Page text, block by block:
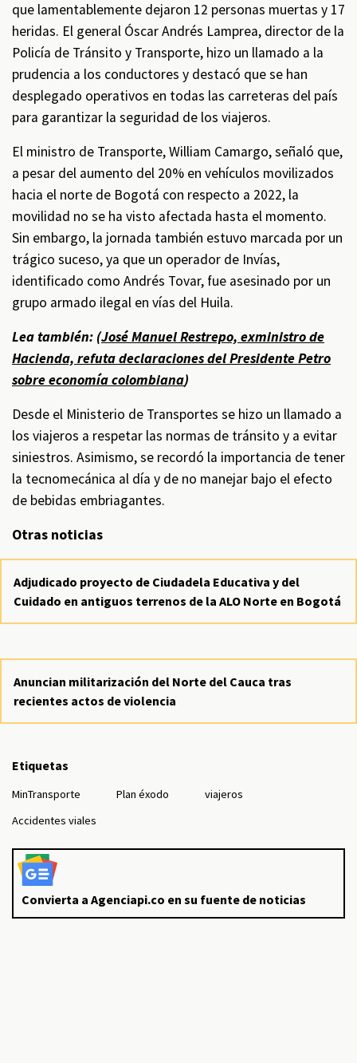
que lamentablemente dejaron 12 personas muertas y 17
heridas. El general Óscar Andrés Lamprea, director de la
Policía de Tránsito y Transporte, hizo un llamado a la
prudencia a los conductores y destacó que se han
desplegado operativos en todas las carreteras del país
para garantizar la seguridad de los viajeros.
El ministro de Transporte, William Camargo, señaló que,
a pesar del aumento del 20% en vehículos movilizados
hacia el norte de Bogotá con respecto a 2022, la
movilidad no se ha visto afectada hasta el momento.
Sin embargo, la jornada también estuvo marcada por un
trágico suceso, ya que un operador de Invías,
identificado como Andrés Tovar, fue asesinado por un
grupo armado ilegal en vías del Huila.
Lea también: (José Manuel Restrepo, exministro de
Hacienda, refuta declaraciones del Presidente Petro
sobre economía colombiana)
Desde el Ministerio de Transportes se hizo un llamado a
los viajeros a respetar las normas de tránsito y a evitar
siniestros. Asimismo, se recordó la importancia de tener
la tecnomecánica al día y de no manejar bajo el efecto
de bebidas embriagantes.
Otras noticias
Adjudicado proyecto de Ciudadela Educativa y del
Cuidado en antiguos terrenos de la ALO Norte en Bogotá
Anuncian militarización del Norte del Cauca tras
recientes actos de violencia
Etiquetas
MinTransporte Plan éxodo
viajeros
Accidentes viales
Convierta a Agenciapi.co en su fuente de noticias